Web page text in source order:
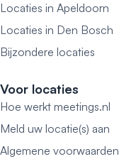
Locaties in Apeldoorn
Locaties in Den Bosch
Bijzondere locaties
Voor locaties
Hoe werkt meetings.nl
Meld uw locatie(s) aan
Algemene voorwaarden